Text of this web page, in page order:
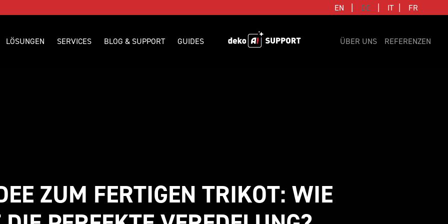
EN DE IT FR
LÖSUNGEN SERVICES BLOG & SUPPORT GUIDES ÜBER UNS REFERENZEN
ZUM FERTIGEN TRIKOT: WIE